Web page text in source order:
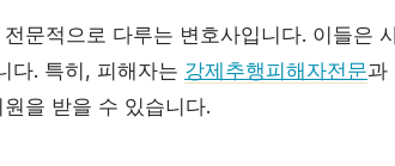
문적으로 다루는 변호사입니다. 이들은
다. 특히, 피해자는 강제추행피해자전문과
을 받을 수 있습니다.